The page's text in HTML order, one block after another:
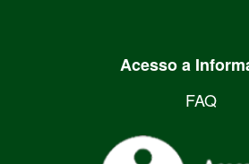
Acesso a
FAQ